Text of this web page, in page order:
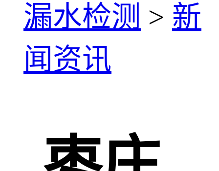
漏水检测 > 新
闻资讯